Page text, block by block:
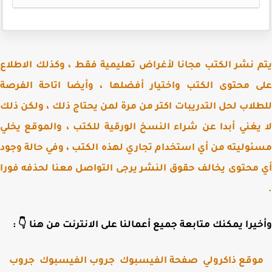
نشر الكتب مجانا لأغراض تعليمية فقط ، وكذلك الاطلاع
محتوى الكتب واختيار أفضلها ، وأيضا اتاحة الفرصة
لحل التدريبات اكتر من مرة لمن يحتاج ذلك ، ولكن ذلك
يغني أبدا عن شراء النسخ الورقية للكتب ، والموقع يخلي
من أي استخدام تجاري لهذه الكتب ، وفي حالة وجود
محتوى يخالف حقوق النشر يرجى التواصل معنا لحذفه فورا
يمكنك متابعة جميع أعمالنا على الانترنت من هنا 👇 :
ذاكرولي صفحة الفيسبوك جروب الفيسبوك جروب